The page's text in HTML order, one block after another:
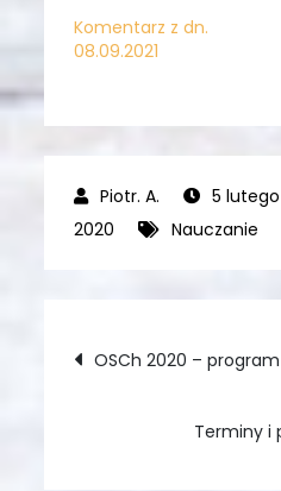
Komentarz z dn.
08.09.2021
5 lutego
2020
Nauczanie
wpisu
OSCh 2020 – program
Terminy i